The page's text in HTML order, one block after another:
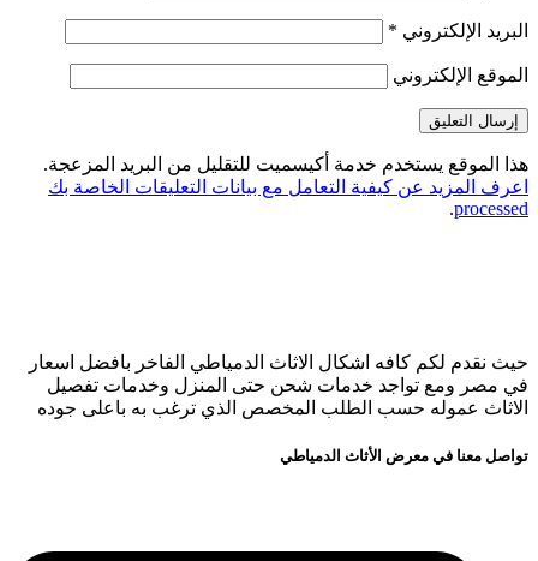
البريد الإلكتروني *
الموقع الإلكتروني
هذا الموقع يستخدم خدمة أكيسميت للتقليل من البريد المزعجة.
اعرف المزيد عن كيفية التعامل مع بيانات التعليقات الخاصة بك
processed
.
حيث نقدم لكم كافه اشكال الاثاث الدمياطي الفاخر بافضل اسعار
في مصر ومع تواجد خدمات شحن حتى المنزل وخدمات تفصيل
الاثاث عموله حسب الطلب المخصص الذي ترغب به باعلى جوده
تواصل معنا في معرض الأثاث الدمياطي